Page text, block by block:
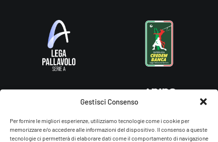
Gestisci Consenso
Per fornire le migliori esperienze, utilizziamo tecnologie come i cookie per
memorizzare e/o accedere alle informazioni del dispositivo. Il consenso a queste
tecnologie ci permetterà di elaborare dati come il comportamento di navigazione